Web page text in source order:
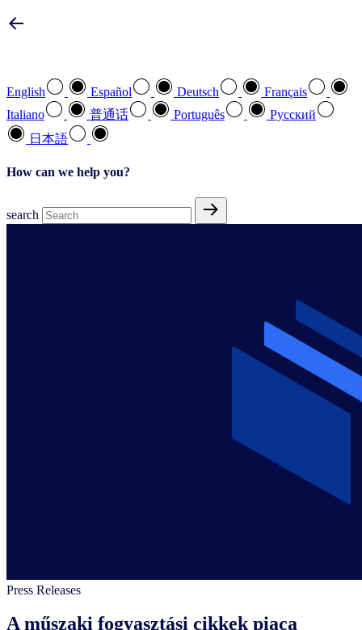
English Español Deutsch
Français
Italiano
普通话 Português
Pусский
日本語
How can we help you?
search
Press Releases
A műszaki fogyasztási cikkek piaca